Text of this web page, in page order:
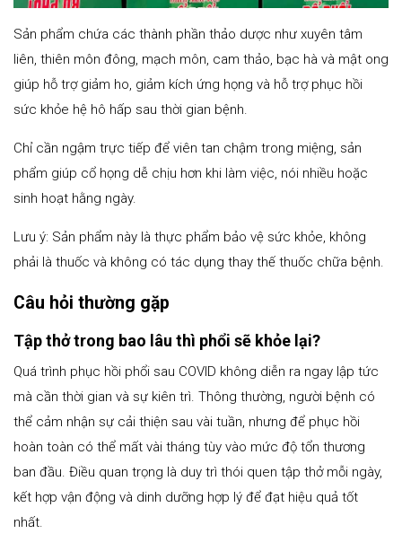
Sản phẩm chứa các thành phần thảo dược như xuyên tâm
liên, thiên môn đông, mạch môn, cam thảo, bạc hà và mật ong
giúp hỗ trợ giảm ho, giảm kích ứng họng và hỗ trợ phục hồi
sức khỏe hệ hô hấp sau thời gian bệnh.
Chỉ cần ngậm trực tiếp để viên tan chậm trong miệng, sản
phẩm giúp cổ họng dễ chịu hơn khi làm việc, nói nhiều hoặc
sinh hoạt hằng ngày.
Lưu ý: Sản phẩm này là thực phẩm bảo vệ sức khỏe, không
phải là thuốc và không có tác dụng thay thế thuốc chữa bệnh.
Câu hỏi thường gặp
Tập thở trong bao lâu thì phổi sẽ khỏe lại?
Quá trình phục hồi phổi sau COVID không diễn ra ngay lập tức
mà cần thời gian và sự kiên trì. Thông thường, người bệnh có
thể cảm nhận sự cải thiện sau vài tuần, nhưng để phục hồi
hoàn toàn có thể mất vài tháng tùy vào mức độ tổn thương
ban đầu. Điều quan trọng là duy trì thói quen tập thở mỗi ngày,
kết hợp vận động và dinh dưỡng hợp lý để đạt hiệu quả tốt
nhất.